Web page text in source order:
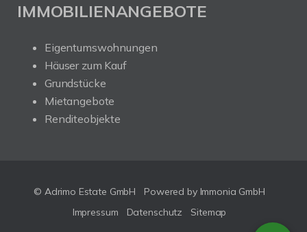
IMMOBILIENANGEBOTE
Eigentumswohnungen
Häuser zum Kauf
Grundstücke
Mietangebote
Renditeobjekte
© Adrimo Estate GmbH
Powered by Immonia GmbH
Impressum
Datenschutz Sitemap